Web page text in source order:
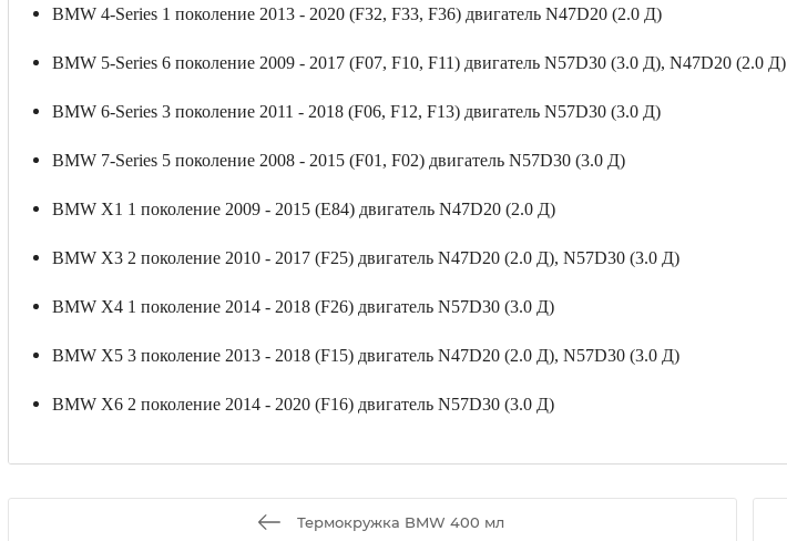
ВМW 4-Sеriеs 1 поколение 2013 - 2020 (F32, F33, F36) двигатель N47D20 (2.0 Д)
ВМW 5-Sеriеs 6 поколение 2009 - 2017 (F07, F10, F11) двигатель N57D30 (3.0 Д), N47D20 (2.0 Д)
ВМW 6-Sеriеs 3 поколение 2011 - 2018 (F06, F12, F13) двигатель N57D30 (3.0 Д)
ВМW 7-Sеriеs 5 поколение 2008 - 2015 (F01, F02) двигатель N57D30 (3.0 Д)
ВМW Х1 1 поколение 2009 - 2015 (Е84) двигатель N47D20 (2.0 Д)
ВМW Х3 2 поколение 2010 - 2017 (F25) двигатель N47D20 (2.0 Д), N57D30 (3.0 Д)
ВМW Х4 1 поколение 2014 - 2018 (F26) двигатель N57D30 (3.0 Д)
ВМW Х5 3 поколение 2013 - 2018 (F15) двигатель N47D20 (2.0 Д), N57D30 (3.0 Д)
ВМW Х6 2 поколение 2014 - 2020 (F16) двигатель N57D30 (3.0 Д)
Термокружка BMW 400 мл